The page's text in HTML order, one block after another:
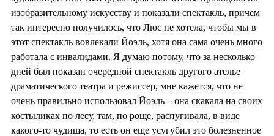
изобразительному искусству и показали спектакль, причем
так интересно получилось, что Люс не хотела, чтобы мы в
этот спектакль вовлекали Йоэль, хотя она сама очень много
работала с инвалидами. Я думаю потому, что за несколько
дней был показан очередной спектакль другого ателье
драматического театра и режиссер, мне кажется, что не
очень правильно использовал Йоэль – она скакала на своих
костыликах по лесу, там, по роще, распугивала, в виде
какого-то чудища, то есть он еще усугубил это болезненное